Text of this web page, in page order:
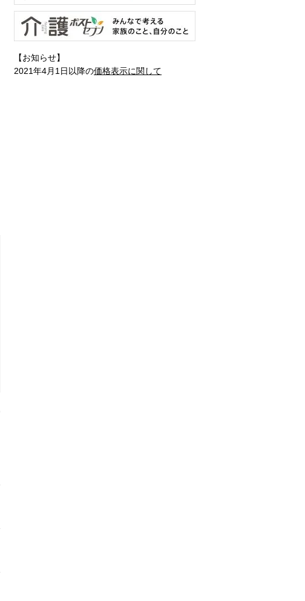
【お知らせ】
2021年4月1日以降の価格表示に関して